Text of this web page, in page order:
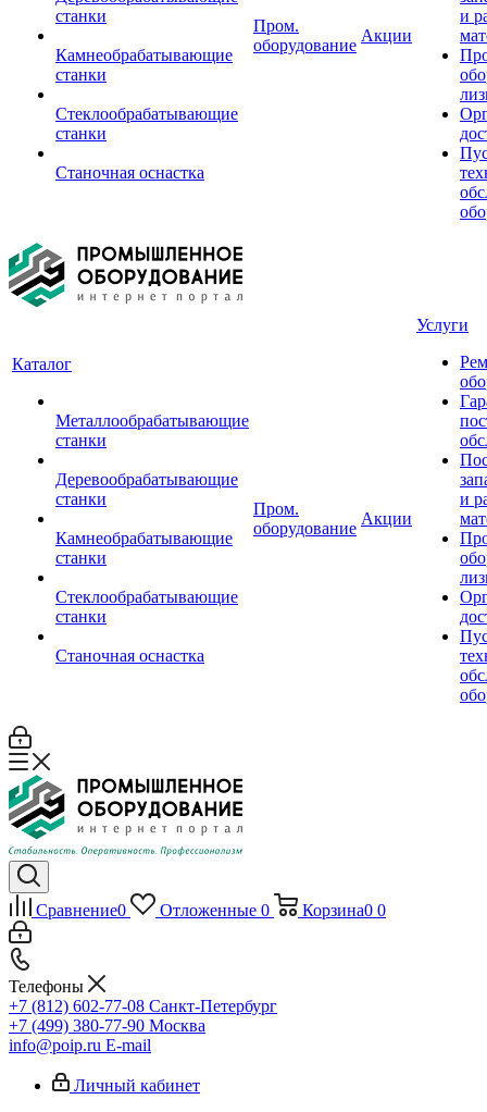
станки
Камнеобрабатывающие
станки
Стеклообрабатывающие
станки
Станочная оснастка
Пром.
оборудование
Акции
и
Каталог
Металлообрабатывающие
станки
Деревообрабатывающие
станки
Камнеобрабатывающие
станки
Стеклообрабатывающие
станки
Станочная оснастка
Пром.
оборудование
Акции
Услуги
и
Сравнение0 Отложенные 0 Корзина0 0
Телефоны
+7 (812) 602-77-08 Санкт-Петербург
+7 (499) 380-77-90 Москва
info@poip.ru E-mail
Личный кабинет